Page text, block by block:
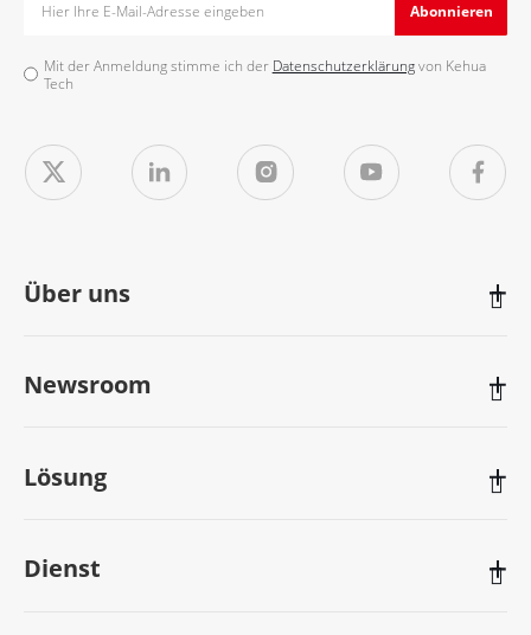
Abonnieren
Mit der Anmeldung stimme ich der Datenschutzerklärungvon Kehua
Tech
Über uns 
Newsroom 
Lösung 
Dienst 